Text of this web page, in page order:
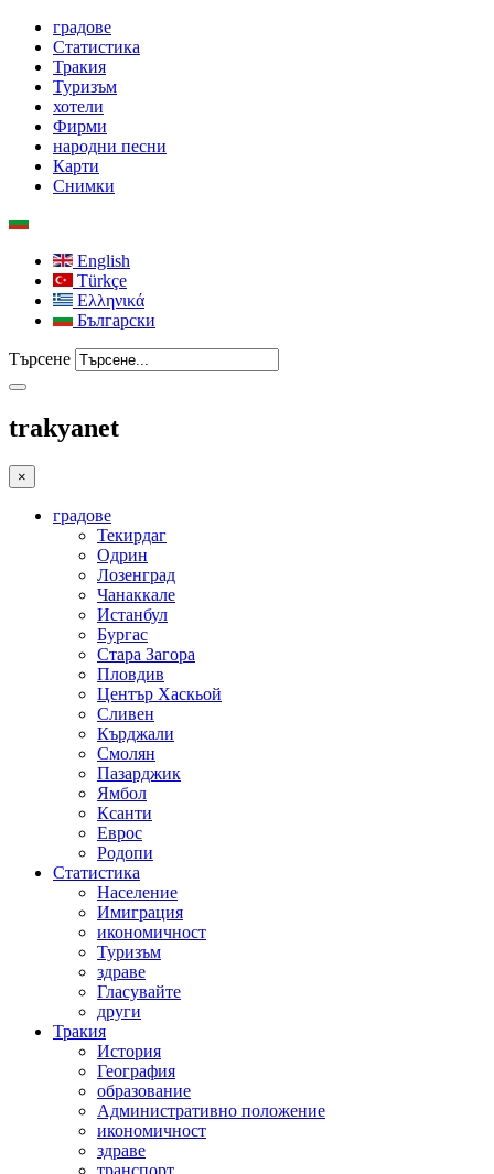
градове
Статистика
Тракия
Туризъм
хотели
Фирми
народни песни
Карти
Снимки
English
Türkçe
Ελληνικά
Български
Търсене
trakyanet
×
градове
Текирдаг
Одрин
Лозенград
Чанаккале
Истанбул
Бургас
Стара Загора
Пловдив
Център Хаскьой
Сливен
Кърджали
Смолян
Пазарджик
Ямбол
Ксанти
Еврос
Родопи
Статистика
Население
Имиграция
икономичност
Туризъм
здраве
Гласувайте
други
Тракия
История
География
образование
Административно положение
икономичност
здраве
транспорт